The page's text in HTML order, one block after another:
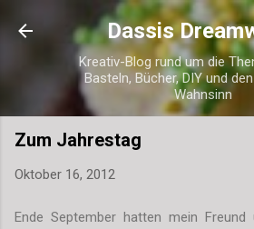
Direkt zum
Dassis
Kreativ-Blog rund um die
Basteln, Bücher, DIY und
Wahnsinn
Zum Jahrestag
Oktober 16, 2012
Ende September hatten mein